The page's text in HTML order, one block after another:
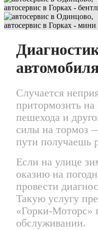
Случается
притормозить на
пешехода и
силы на тормоз
пути получаешь
Если на улице
оказию на
провести
Такую услугу
«Горки-Моторс»
обслуживании.